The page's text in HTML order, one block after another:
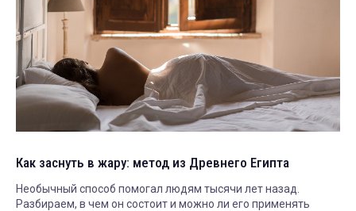
Как заснуть в жару: метод из Древнего Египта
Необычный способ помогал людям тысячи лет назад.
Разбираем, в чем он состоит и можно ли его применять